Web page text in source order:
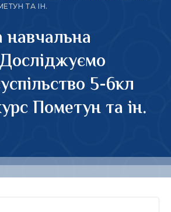
ТА ІН.
5-6кл
Пометун та ін.